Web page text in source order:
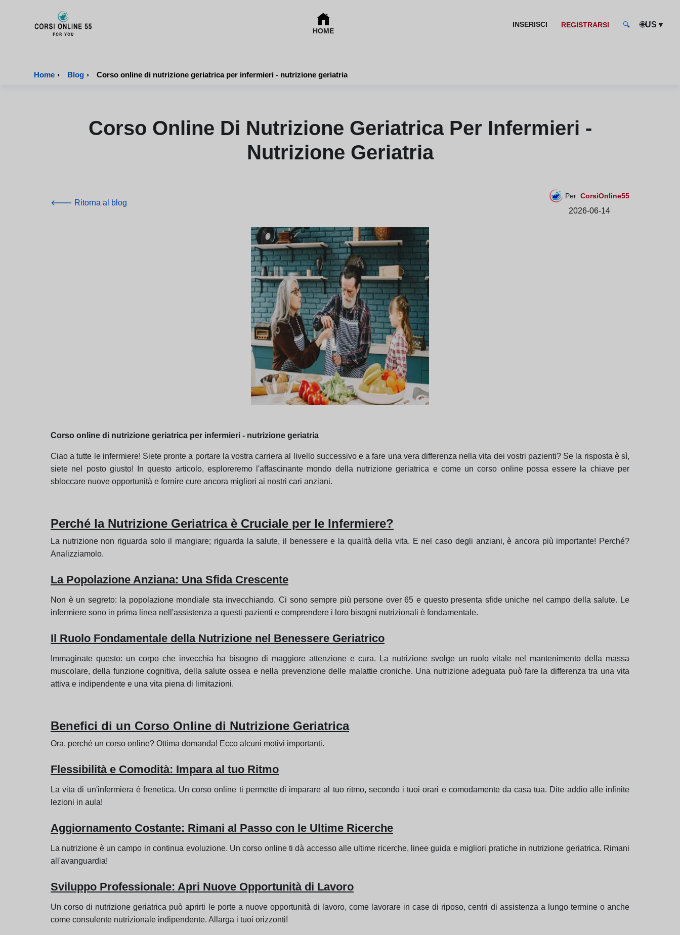
HOME
INSERISCI REGISTRARSI 🔍 🌐US ▼
Home › Blog › Corso online di nutrizione geriatrica per infermieri - nutrizione geriatria
Corso Online Di Nutrizione Geriatrica Per Infermieri -
Nutrizione Geriatria
🡐 Ritorna al blog
Per CorsiOnline55
2026-06-14
Corso online di nutrizione geriatrica per infermieri - nutrizione geriatria
Ciao a tutte le infermiere! Siete pronte a portare la vostra carriera al livello successivo e a fare una vera differenza nella vita dei vostri pazienti? Se la risposta è sì,
siete nel posto giusto! In questo articolo, esploreremo l'affascinante mondo della nutrizione geriatrica e come un corso online possa essere la chiave per
sbloccare nuove opportunità e fornire cure ancora migliori ai nostri cari anziani.
Perché la Nutrizione Geriatrica è Cruciale per le Infermiere?
La nutrizione non riguarda solo il mangiare; riguarda la salute, il benessere e la qualità della vita. E nel caso degli anziani, è ancora più importante! Perché?
Analizziamolo.
La Popolazione Anziana: Una Sfida Crescente
Non è un segreto: la popolazione mondiale sta invecchiando. Ci sono sempre più persone over 65 e questo presenta sfide uniche nel campo della salute. Le
infermiere sono in prima linea nell'assistenza a questi pazienti e comprendere i loro bisogni nutrizionali è fondamentale.
Il Ruolo Fondamentale della Nutrizione nel Benessere Geriatrico
Immaginate questo: un corpo che invecchia ha bisogno di maggiore attenzione e cura. La nutrizione svolge un ruolo vitale nel mantenimento della massa
muscolare, della funzione cognitiva, della salute ossea e nella prevenzione delle malattie croniche. Una nutrizione adeguata può fare la differenza tra una vita
attiva e indipendente e una vita piena di limitazioni.
Benefici di un Corso Online di Nutrizione Geriatrica
Ora, perché un corso online? Ottima domanda! Ecco alcuni motivi importanti.
Flessibilità e Comodità: Impara al tuo Ritmo
La vita di un'infermiera è frenetica. Un corso online ti permette di imparare al tuo ritmo, secondo i tuoi orari e comodamente da casa tua. Dite addio alle infinite
lezioni in aula!
Aggiornamento Costante: Rimani al Passo con le Ultime Ricerche
La nutrizione è un campo in continua evoluzione. Un corso online ti dà accesso alle ultime ricerche, linee guida e migliori pratiche in nutrizione geriatrica. Rimani
all'avanguardia!
Sviluppo Professionale: Apri Nuove Opportunità di Lavoro
Un corso di nutrizione geriatrica può aprirti le porte a nuove opportunità di lavoro, come lavorare in case di riposo, centri di assistenza a lungo termine o anche
come consulente nutrizionale indipendente. Allarga i tuoi orizzonti!